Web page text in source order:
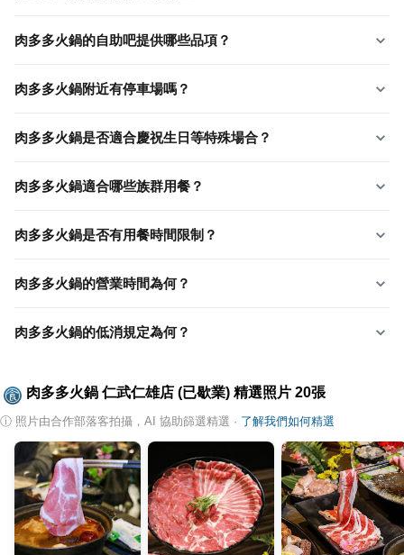
肉多多火鍋的自助吧提供哪些品項？
肉多多火鍋附近有停車場嗎？
肉多多火鍋是否適合慶祝生日等特殊場合？
肉多多火鍋適合哪些族群用餐？
肉多多火鍋是否有用餐時間限制？
肉多多火鍋的營業時間為何？
肉多多火鍋的低消規定為何？
肉多多火鍋 仁武仁雄店 (已歇業) 精選照片 20張
ⓘ 照片由合作部落客拍攝，AI 協助篩選精選 · 了解我們如何精選